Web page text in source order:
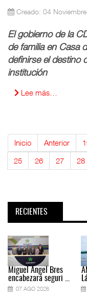
Creado: 04
El gobierno de la
de familia en Casa
definirse el destino
institución
Lee más…
Inicio Anterior
25
26 27 28
RECIENTES
Miguel Ángel Bres
encabezará seguri ...
07 AGO 2026